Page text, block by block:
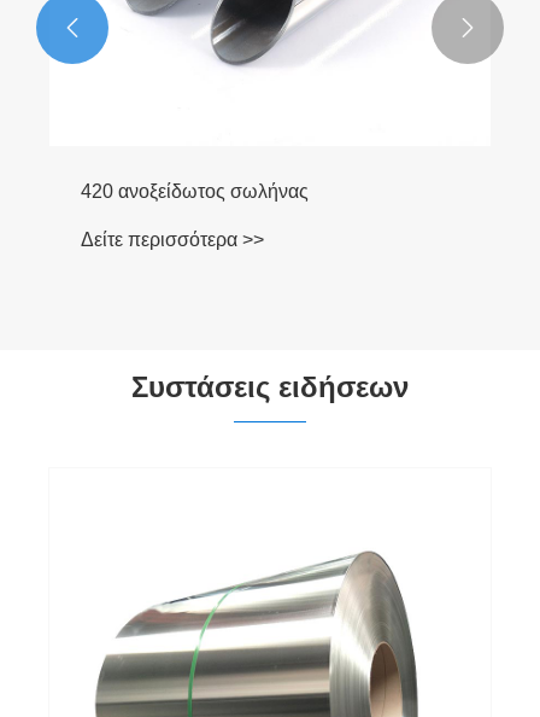
420 ανοξείδωτος σωλήνας
Δείτε περισσότερα >>
 
Συστάσεις ειδήσεων